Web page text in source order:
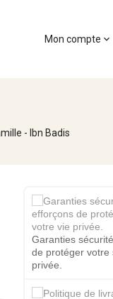
Mon compte expand_more
- Ibn Badis
Garanties
de protéger votre
privée.